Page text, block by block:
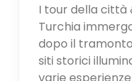
I tour della città
Turchia
dopo il
siti storici